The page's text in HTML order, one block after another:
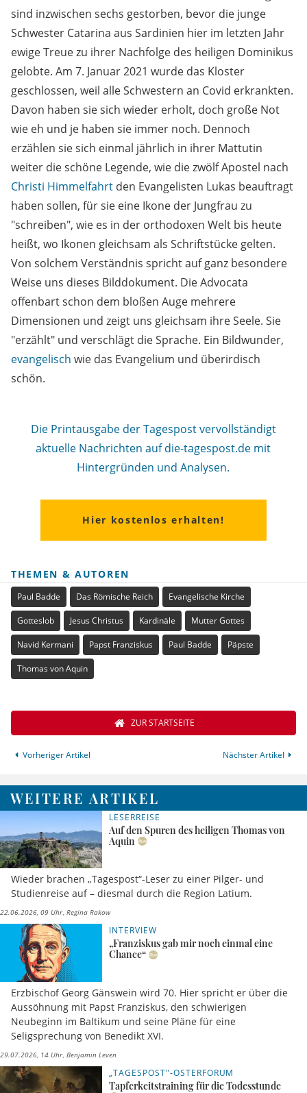
sind inzwischen sechs gestorben, bevor die junge
Schwester Catarina aus Sardinien hier im letzten Jahr
ewige Treue zu ihrer Nachfolge des heiligen Dominikus
gelobte. Am 7. Januar 2021 wurde das Kloster
geschlossen, weil alle Schwestern an Covid erkrankten.
Davon haben sie sich wieder erholt, doch große Not
wie eh und je haben sie immer noch. Dennoch
erzählen sie sich einmal jährlich in ihrer Mattutin
weiter die schöne Legende, wie die zwölf Apostel nach
Christi Himmelfahrt den Evangelisten Lukas beauftragt
haben sollen, für sie eine Ikone der Jungfrau zu
"schreiben", wie es in der orthodoxen Welt bis heute
heißt, wo Ikonen gleichsam als Schriftstücke gelten.
Von solchem Verständnis spricht auf ganz besondere
Weise uns dieses Bilddokument. Die Advocata
offenbart schon dem bloßen Auge mehrere
Dimensionen und zeigt uns gleichsam ihre Seele. Sie
"erzählt" und verschlägt die Sprache. Ein Bildwunder,
evangelisch wie das Evangelium und überirdisch
schön.
Die Printausgabe der Tagespost vervollständigt
aktuelle Nachrichten auf die-tagespost.de mit
Hintergründen und Analysen.
Hier kostenlos erhalten!
THEMEN & AUTOREN
Paul Badde Das Römische Reich Evangelische Kirche
Gotteslob Jesus Christus Kardinäle Mutter Gottes
Navid Kermani Papst Franziskus Paul Badde Päpste
Thomas von Aquin
Vorheriger Artikel
ZUR STARTSEITE
Nächster Artikel
WEITERE ARTIKEL
LESERREISE
Auf den Spuren des heiligen Thomas von
Aquin
Wieder brachen „Tagespost“-Leser zu einer Pilger- und
Studienreise auf – diesmal durch die Region Latium.
22.06.2026, 09 Uhr Regina Rakow
INTERVIEW
„Franziskus gab mir noch einmal eine
Chance“
Erzbischof Georg Gänswein wird 70. Hier spricht er über die
Aussöhnung mit Papst Franziskus, den schwierigen
Neubeginn im Baltikum und seine Pläne für eine
Seligsprechung von Benedikt XVI.
29.07.2026, 14 Uhr Benjamin Leven
„TAGESPOST"-OSTERFORUM
Tapferkeitstraining für die Todesstunde